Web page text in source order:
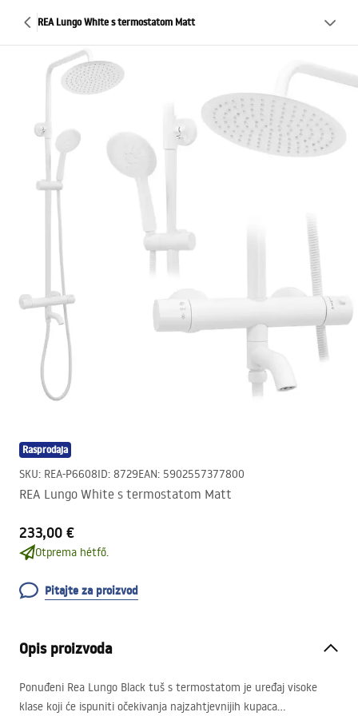
REA Lungo White s termostatom Matt
Rasprodaja
SKU: REA-P6608ID: 8729EAN: 5902557377800
REA Lungo White s termostatom Matt
233,00 €
Otprema hétfő.
Pitajte za proizvod
Opis proizvoda
Ponuđeni Rea Lungo Black tuš s termostatom je uređaj visoke
klase koji će ispuniti očekivanja najzahtjevnijih kupaca…